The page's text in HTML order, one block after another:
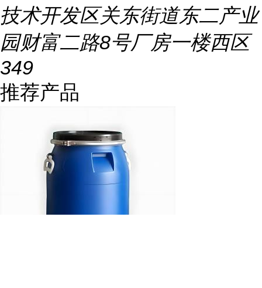
技术开发区关东街道东二产业
园财富二路8号厂房一楼西区
349
推荐产品